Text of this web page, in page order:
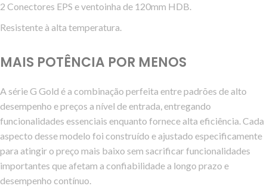
2 Conectores EPS e ventoinha de 120mm HDB.
Resistente à alta temperatura.
MAIS POTÊNCIA POR MENOS
A série G Gold é a combinação perfeita entre padrões de alto
desempenho e preços a nível de entrada, entregando
funcionalidades essenciais enquanto fornece alta eficiência. Cada
aspecto desse modelo foi construído e ajustado especificamente
para atingir o preço mais baixo sem sacrificar funcionalidades
importantes que afetam a confiabilidade a longo prazo e
desempenho contínuo.